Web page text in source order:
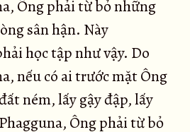
Ông phải từ bỏ những
sân hận. Này
học tập như vậy. Do
nếu có ai trước mặt Ông
ném, lấy gậy đập, lấy
Ông phải từ bỏ